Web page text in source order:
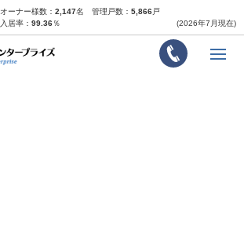
オーナー様数：2,147名 管理戸数：5,866戸
入居率：99.36％ (2026年7月現在)